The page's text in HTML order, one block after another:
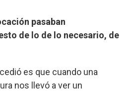
pasaban
de lo de lo necesario, de
es que cuando una
nos llevó a ver un